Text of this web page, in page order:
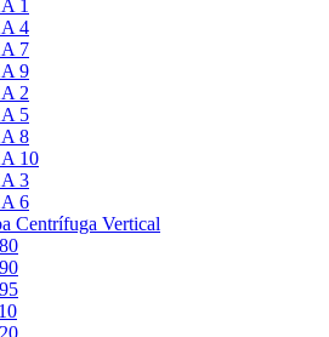
1
4
7
9
2
5
8
10
3
6
Centrífuga Vertical